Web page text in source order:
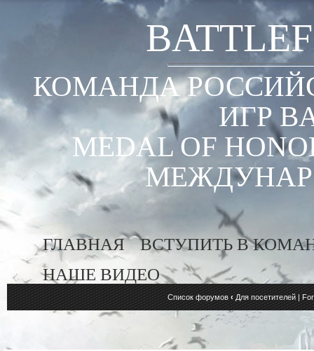
КОМАНДА
ИГР
MEDAL OF
ГЛАВНАЯ
ВСТУПИТЬ В
НАШЕ ВИДЕО
Список форумов ‹ Для посетителей |